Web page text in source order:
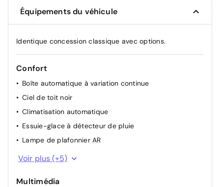
Sans Ecrous antivol
Équipements du véhicule
Identique concession classique avec options.
Confort
Boîte automatique à variation continue
Ciel de toit noir
Climatisation automatique
Essuie-glace à détecteur de pluie
Lampe de plafonnier AR
Prise 12 V AV
chauffants
Voir plus (+5)
Multimédia